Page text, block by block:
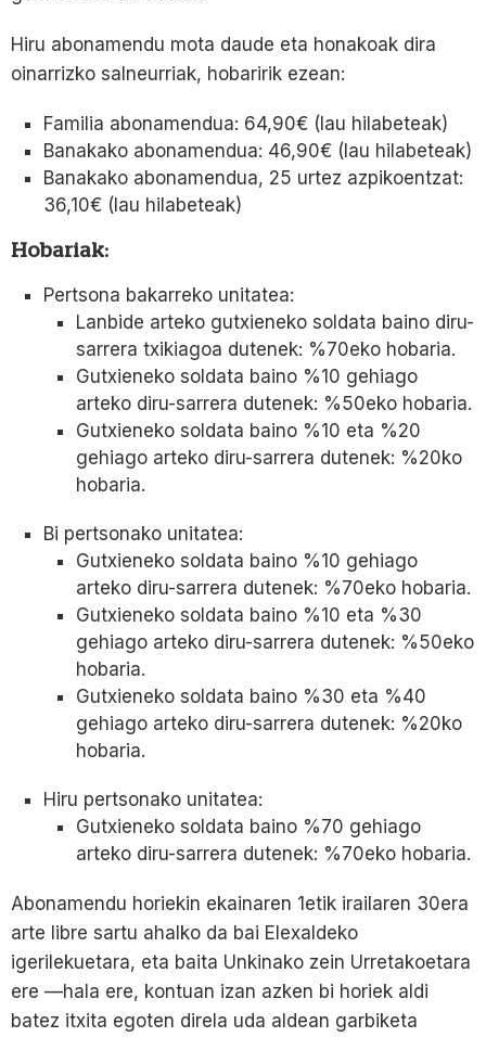
Hiru abonamendu mota daude eta honakoak dira
oinarrizko salneurriak, hobaririk ezean:
Familia abonamendua: 64,90€ (lau hilabeteak)
Banakako abonamendua: 46,90€ (lau hilabeteak)
Banakako abonamendua, 25 urtez azpikoentzat:
36,10€ (lau hilabeteak)
Hobariak:
Pertsona bakarreko unitatea:
Lanbide arteko gutxieneko soldata baino diru-
sarrera txikiagoa dutenek: %70eko hobaria.
Gutxieneko soldata baino %10 gehiago
arteko diru-sarrera dutenek: %50eko hobaria.
Gutxieneko soldata baino %10 eta %20
gehiago arteko diru-sarrera dutenek: %20ko
hobaria.
Bi pertsonako unitatea:
Gutxieneko soldata baino %10 gehiago
arteko diru-sarrera dutenek: %70eko hobaria.
Gutxieneko soldata baino %10 eta %30
gehiago arteko diru-sarrera dutenek: %50eko
hobaria.
Gutxieneko soldata baino %30 eta %40
gehiago arteko diru-sarrera dutenek: %20ko
hobaria.
Hiru pertsonako unitatea:
Gutxieneko soldata baino %70 gehiago
arteko diru-sarrera dutenek: %70eko hobaria.
Abonamendu horiekin ekainaren 1etik irailaren 30era
arte libre sartu ahalko da bai Elexaldeko
igerilekuetara, eta baita Unkinako zein Urretakoetara
ere —hala ere, kontuan izan azken bi horiek aldi
batez itxita egoten direla uda aldean garbiketa